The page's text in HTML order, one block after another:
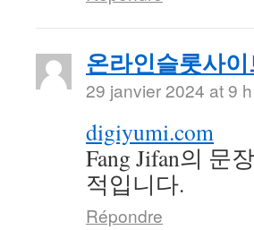
온라인슬롯사
29 janvier 2024 at 9
digiyumi.com
Fang Jifan의 문
적입니다.
Répondre